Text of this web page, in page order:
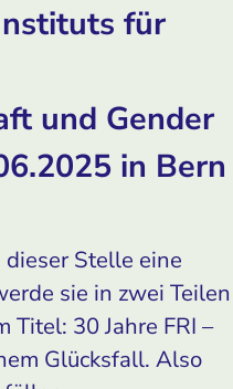
für
und Gender
in Bern
dieser Stelle eine
sie in zwei Teilen
Titel: 30 Jahre FRI –
Glücksfall. Also